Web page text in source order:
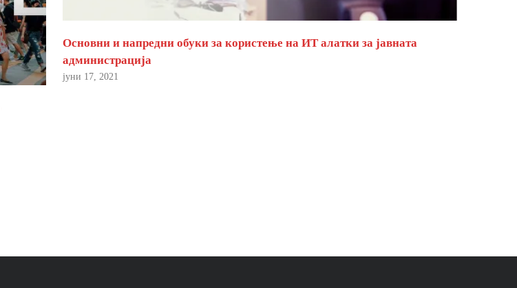
Основни и напредни обуки за користење на ИТ алатки за јавната
администрација
јуни 17, 2021